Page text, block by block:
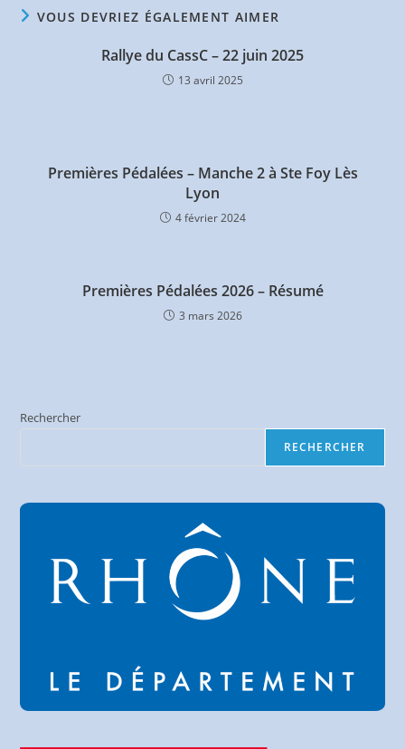
VOUS DEVRIEZ ÉGALEMENT AIMER
Rallye du CassC – 22 juin 2025
13 avril 2025
Premières Pédalées – Manche 2 à Ste Foy Lès
Lyon
4 février 2024
Premières Pédalées 2026 – Résumé
3 mars 2026
Rechercher
RECHERCHER